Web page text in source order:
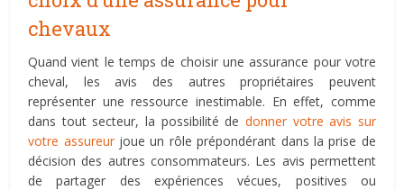
chevaux
Quand vient le temps de choisir une assurance pour votre
cheval, les avis des autres propriétaires peuvent
représenter une ressource inestimable. En effet, comme
dans tout secteur, la possibilité de donner votre avis sur
votre assureurjoue un rôle prépondérant dans la prise de
décision des autres consommateurs. Les avis permettent
de partager des expériences vécues, positives ou